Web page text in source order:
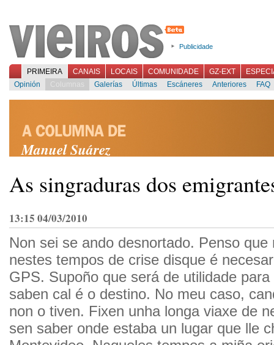
Publicidade
PRIMEIRA CANAIS LOCAIS COMUNIDADE GZ-EXT
Opinión
Columnas Galerías Últimas Escáneres Anteriores FAQ
Manuel Suárez
As singraduras dos
13:15 04/03/2010
Non sei se ando desnortado. Penso que
nestes tempos de crise disque é
GPS. Supoño que será de utilidade
saben cal é o destino. No meu caso,
non o tiven. Fixen unha longa viaxe de
sen saber onde estaba un lugar que lle